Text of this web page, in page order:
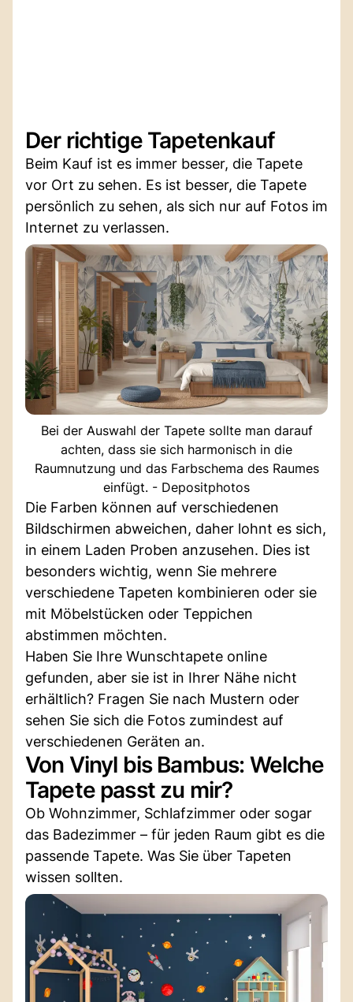
Der richtige Tapetenkauf
Beim Kauf ist es immer besser, die Tapete
vor Ort zu sehen. Es ist besser, die Tapete
persönlich zu sehen, als sich nur auf Fotos im
Internet zu verlassen.
Bei der Auswahl der Tapete sollte man darauf
achten, dass sie sich harmonisch in die
Raumnutzung und das Farbschema des Raumes
einfügt. - Depositphotos
Die Farben können auf verschiedenen
Bildschirmen abweichen, daher lohnt es sich,
in einem Laden Proben anzusehen. Dies ist
besonders wichtig, wenn Sie mehrere
verschiedene Tapeten kombinieren oder sie
mit Möbelstücken oder Teppichen
abstimmen möchten.
Haben Sie Ihre Wunschtapete online
gefunden, aber sie ist in Ihrer Nähe nicht
erhältlich? Fragen Sie nach Mustern oder
sehen Sie sich die Fotos zumindest auf
verschiedenen Geräten an.
Von Vinyl bis Bambus: Welche
Tapete passt zu mir?
Ob Wohnzimmer, Schlafzimmer oder sogar
das Badezimmer – für jeden Raum gibt es die
passende Tapete. Was Sie über Tapeten
wissen sollten.